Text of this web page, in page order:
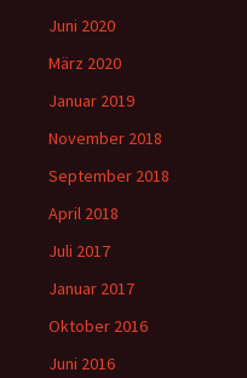
Juni 2020
März 2020
Januar 2019
November 2018
September 2018
April 2018
Juli 2017
Januar 2017
Oktober 2016
Juni 2016